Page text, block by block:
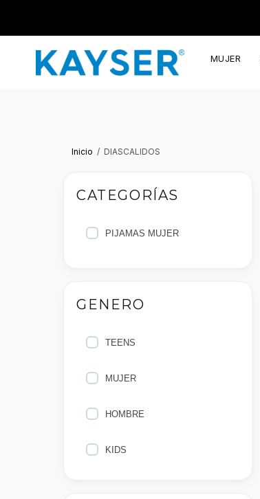
MUJER
Inicio DIASCALIDOS
CATEGORÍAS
PIJAMAS MUJER
GENERO
TEENS
MUJER
HOMBRE
KIDS